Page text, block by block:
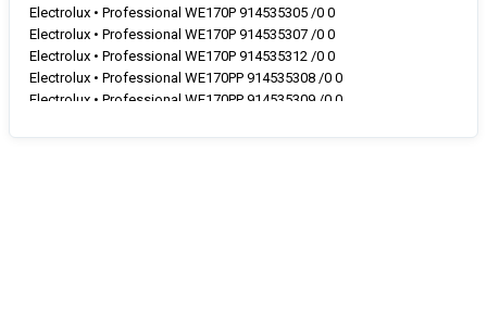
Electrolux • Professional WE170P 914535305 /0 0
Electrolux • Professional WE170P 914535307 /0 0
Electrolux • Professional WE170P 914535312 /0 0
Electrolux • Professional WE170PP 914535308 /0 0
Electrolux • Professional WE170PP 914535309 /0 0
Electrolux • Professional WE170V 914535401 /0 0